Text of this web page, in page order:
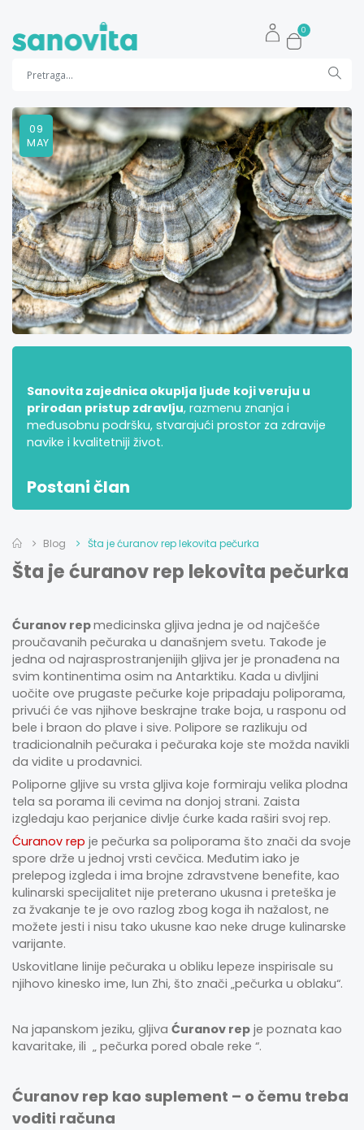
0
09
MAY
Sanovita zajednica okuplja ljude koji veruju u
prirodan pristup zdravlju, razmenu znanja i
međusobnu podršku, stvarajući prostor za zdravije
navike i kvalitetniji život.
Postani član
Blog Šta je ćuranov rep lekovita pečurka
Šta je ćuranov rep lekovita pečurka
Ćuranov repmedicinska gljiva jedna je od najčešće
proučavanih pečuraka u današnjem svetu. Takođe je
jedna od najrasprostranjenijih gljiva jer je pronađena na
svim kontinentima osim na Antarktiku. Kada u divljini
uočite ove prugaste pečurke koje pripadaju poliporama,
privući će vas njihove beskrajne trake boja, u rasponu od
bele i braon do plave i sive. Polipore se razlikuju od
tradicionalnih pečuraka i pečuraka koje ste možda navikli
da vidite u prodavnici.
Poliporne gljive su vrsta gljiva koje formiraju velika plodna
tela sa porama ili cevima na donjoj strani. Zaista
izgledaju kao perjanice divlje ćurke kada raširi svoj rep.
Ćuranov rep je pečurka sa poliporama što znači da svoje
spore drže u jednoj vrsti cevčica. Međutim iako je
prelepog izgleda i ima brojne zdravstvene benefite, kao
kulinarski specijalitet nije preterano ukusna i preteška je
za žvakanje te je ovo razlog zbog koga ih nažalost, ne
možete jesti i nisu tako ukusne kao neke druge kulinarske
varijante.
Uskovitlane linije pečuraka u obliku lepeze inspirisale su
njihovo kinesko ime, Iun Zhi, što znači „pečurka u oblaku“.
Na japanskom jeziku, gljiva Ćuranov rep je poznata kao
kavaritake, ili „ pečurka pored obale reke “.
Ćuranov rep kao suplement – o čemu treba
voditi računa